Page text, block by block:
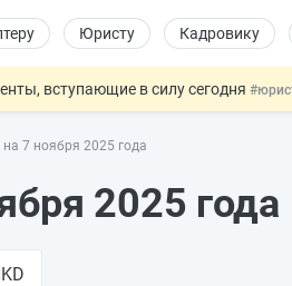
Юристу Кадровику
вступающие в силу сегодня
получать ВНЖ и гражданство:
упрощении госзакупок по 44-ФЗ
на 7 ноября 2025 года
2025 года